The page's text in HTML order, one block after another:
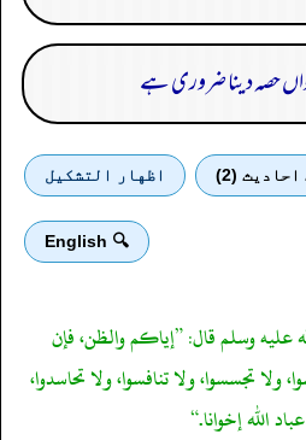
حصہ دینا ضروری ہے
احادیث (2) اظهار التشكيل
🔍 English
عليه وسلم قال: ”إياكم والظن، فإن
تجسسوا، ولا تنافسوا، ولا تحاسدوا،
الله إخوانا.“